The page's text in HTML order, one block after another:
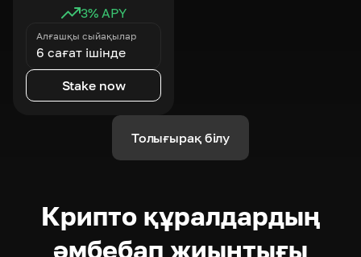
3% APY
Алғашқы сыйақылар
6 сағат ішінде
Stake now
Толығырақ білу
Крипто құралдардың
әмбебап жиынтығы